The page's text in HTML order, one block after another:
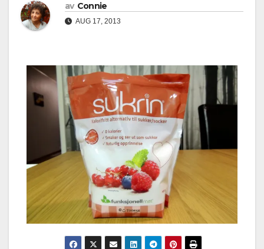
av Connie
AUG 17, 2013